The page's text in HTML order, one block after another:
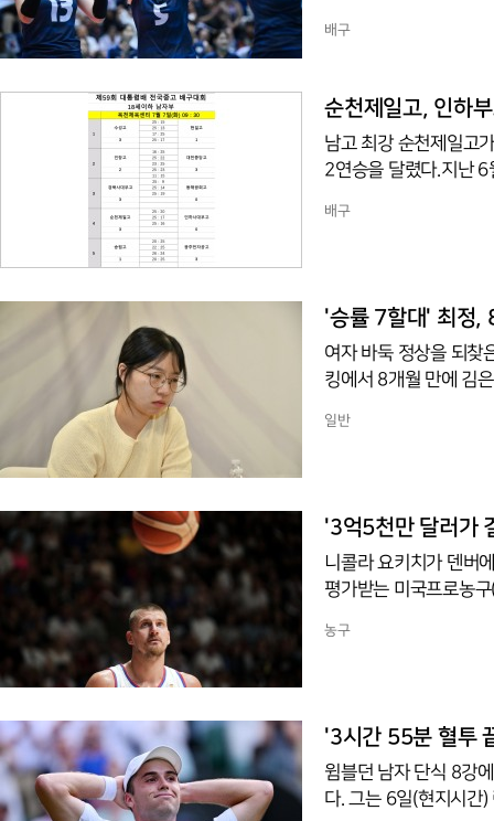
으로 완패했다.1세트
으로 기울었다. 2세트
점해 세트를 헌납했다
렷했다. 박서
배구
순천제일고, 인하
남고 최강 순천제일고
2연승을 달렸다.지난
격력을 앞세워 인하
하고 2연승으로 조 선
배구
'승률 7할대' 최정,
여자 바둑 정상을 되찾
킹에서 8개월 만에 김
라는 예측이 지배적이
김은지(0.655)를 크게
일반
'3억5천만 달러가
니콜라 요키치가 덴버
평가받는 미국프로농
열린 국제농구연맹
명히 했다.계약을 서
농구
'3시간 55분 혈투
윔블던 남자 단식 8강
다. 그는 6일(현지시간